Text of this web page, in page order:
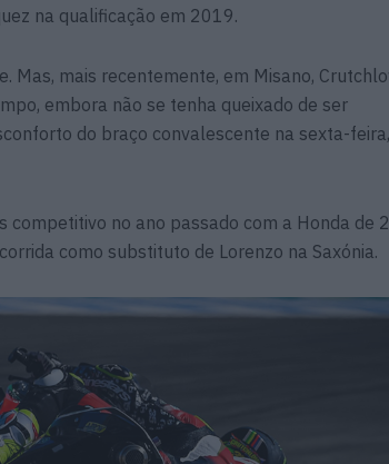
na qualificação em 2019.
Mas, mais recentemente, em Misano,
embora não se tenha queixado de ser
do braço convalescente na sexta-
no ano passado com a Honda de
como substituto de Lorenzo na Saxónia.